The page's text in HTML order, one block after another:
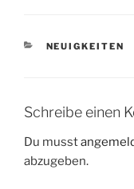
KATEGORIEN
NEUIGKEITEN
Schreibe einen
Du musst
abzugeben.